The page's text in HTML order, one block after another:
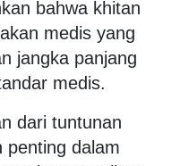
bahwa khitan
medis yang
jangka panjang
medis.
dari tuntunan
penting dalam